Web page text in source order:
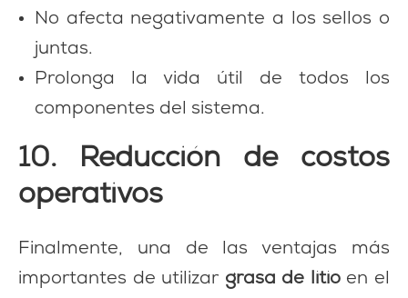
No afecta negativamente a los sellos o
juntas.
Prolonga la vida útil de todos los
componentes del sistema.
10. Reducción de costos
operativos
Finalmente, una de las ventajas más
importantes de utilizar grasa de litioen el